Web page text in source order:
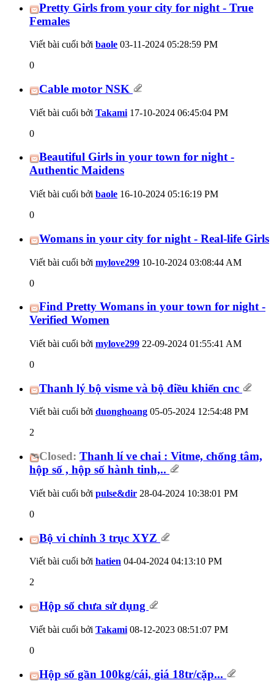
Pretty Girls from your city for night - True
Females
Viết bài cuối bởi baole 03-11-2024 05:28:59 PM
0
Cable motor NSK
Viết bài cuối bởi Takami 17-10-2024 06:45:04 PM
0
Beautiful Girls in your town for night -
Authentic Maidens
Viết bài cuối bởi baole 16-10-2024 05:16:19 PM
0
Womans in your city for night - Real-life Girls
Viết bài cuối bởi mylove299 10-10-2024 03:08:44 AM
0
Find Pretty Womans in your town for night -
Verified Women
Viết bài cuối bởi mylove299 22-09-2024 01:55:41 AM
0
Thanh lý bộ visme và bộ điều khiển cnc
Viết bài cuối bởi duonghoang 05-05-2024 12:54:48 PM
2
Closed: Thanh lí ve chai : Vitme, chống tâm,
hộp số , hộp số hành tinh,..
Viết bài cuối bởi pulse&dir 28-04-2024 10:38:01 PM
0
Bộ vi chỉnh 3 trục XYZ
Viết bài cuối bởi hatien 04-04-2024 04:13:10 PM
2
Hộp số chưa sử dụng
Viết bài cuối bởi Takami 08-12-2023 08:51:07 PM
0
Hộp số gần 100kg/cái, giá 18tr/cặp...